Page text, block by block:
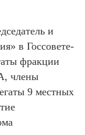
и
в Госсовете-
фракции
члены
9 местных